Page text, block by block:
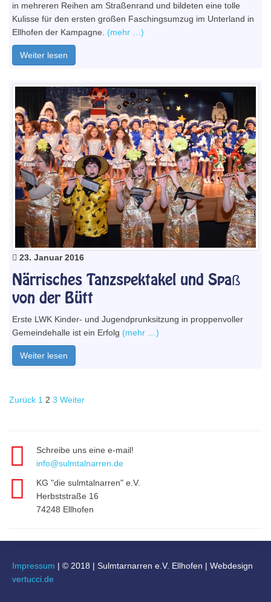
in mehreren Reihen am Straßenrand und bildeten eine tolle
Kulisse für den ersten großen Faschingsumzug im Unterland in
Ellhofen der Kampagne. (mehr …)
Weiter lesen
23. Januar 2016
Närrisches Tanzspektakel und Spaß
von der Bütt
Erste LWK Kinder- und Jugendprunksitzung in proppenvoller
Gemeindehalle ist ein Erfolg (mehr …)
Weiter lesen
Seitennummerierung
Beiträge
Zurück Page
1 Page
2 Page
3 Weiter
Schreibe uns eine e-mail!
info@sulmtalnarren.de
KG "die sulmtalnarren" e.V.
Herbststraße 16
74248 Ellhofen
Impressum | © 2018 | Sulmtarnarren e.V. Ellhofen | Webdesign
vertucci.de